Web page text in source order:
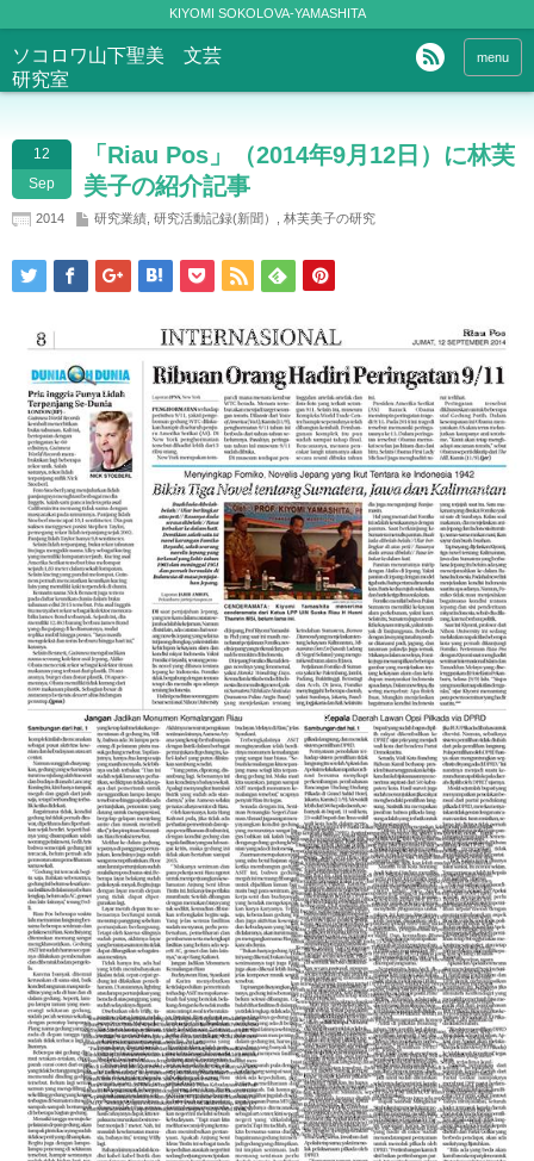
KIYOMI SOKOLOVA-YAMASHITA
ソコロワ山下聖美 文芸
研究室
menu
12
Sep
「Riau Pos」（2014年9月12日）に林芙
美子の紹介記事
2014 研究業績 研究活動記録(新聞） 林芙美子の研究